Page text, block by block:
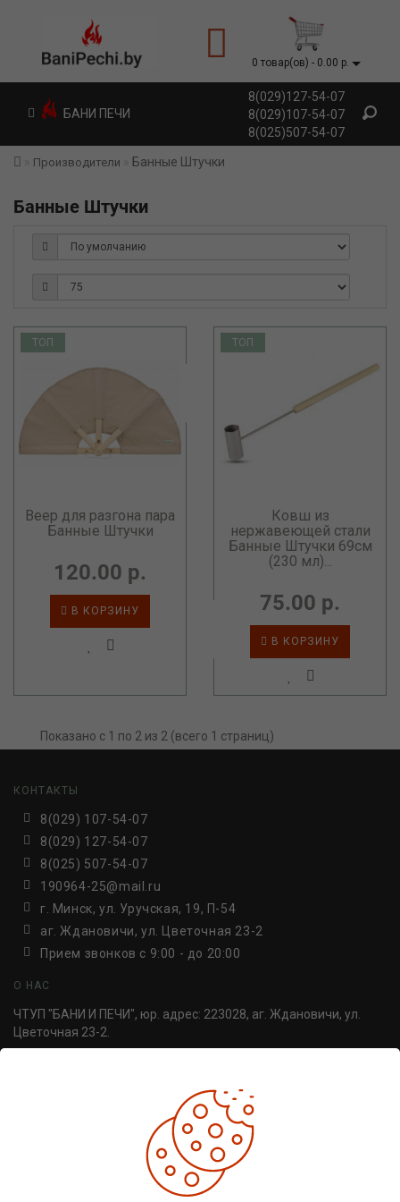
0 товар(ов) - 0.00 р.
8(029)127-54-07
8(029)107-54-07
8(025)507-54-07
БАНИ ПЕЧИ
Производители Банные Штучки
Банные Штучки
ТОП
Веер для разгона пара
Банные Штучки
120.00 р.
В КОРЗИНУ
ТОП
Ковш из
нержавеющей стали
Банные Штучки 69см
(230 мл)...
75.00 р.
В КОРЗИНУ
Показано с 1 по 2 из 2 (всего 1 страниц)
КОНТАКТЫ
8(029) 107-54-07
8(029) 127-54-07
8(025) 507-54-07
190964-25@mail.ru
г. Минск, ул. Уручская, 19, П-54
аг. Ждановичи, ул. Цветочная 23-2
Прием звонков c 9:00 - до 20:00
О НАС
ЧТУП "БАНИ И ПЕЧИ", юр. адрес: 223028, аг. Ждановичи, ул.
Цветочная 23-2.